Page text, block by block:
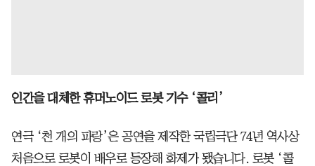
인간을 대체한 휴머노이드 로봇 기수 ‘콜리’
연극 ‘천 개의 파랑’은 공연을 제작한 국립극단 74년 역사상
처음으로 로봇이 배우로 등장해 화제가 됐습니다. 로봇 ‘콜